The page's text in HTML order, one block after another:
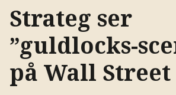
Strateg ser
”guldlocks-
på Wall Street